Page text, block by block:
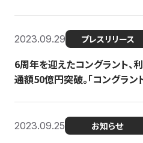
2023.09.29 プレスリリース
6周年を迎えたコングラント、
通額50億円突破。「コングラ
2023.09.25 お知らせ